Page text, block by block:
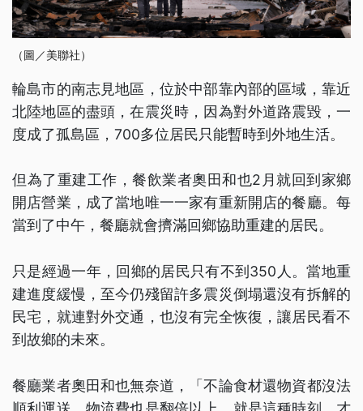
（圖／美聯社）
輪島市的南志見地區，位於中部靠內部的區域，靠近
北陸地區的盡頭，在震災時，因為對外道路震毀，一
度成了孤島區，700多位居民只能暫時到外地生活。
但為了重建工作，餐飲業者奧田和也2月就回到家鄉
開店營業，成了當地唯一一家有重新開店的餐廳。每
當到了中午，餐廳就會擠滿回鄉協助重建的居民。
只是經過一年，回鄉的居民只有不到350人。當地重
建進度緩慢，至今仍殘留許多震災倒塌還沒有拆解的
民宅，就連對外交通，也沒有完全恢復，讓居民看不
到故鄉的未來。
餐廳業者奧田和也無奈道，「不論食材還物資都沒法